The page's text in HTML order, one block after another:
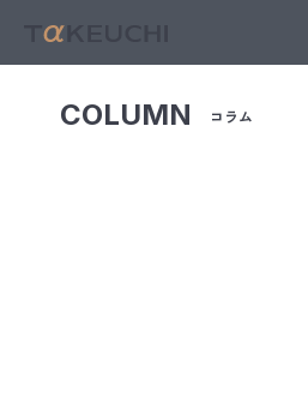
COLUMN コラム